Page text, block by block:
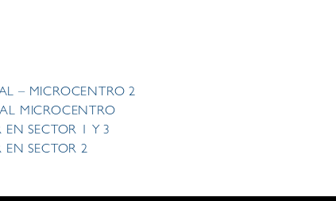
– MICROCENTRO 2
MICROCENTRO
EN SECTOR 1 Y 3
EN SECTOR 2